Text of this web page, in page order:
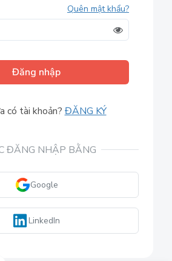
Quên mật khẩu?
Đăng nhập
có tài khoản? ĐĂNG KÝ
ĐĂNG NHẬP BẰNG
Google
LinkedIn